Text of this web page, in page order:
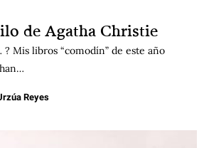
de Agatha Christie
Mis libros “comodín” de este año
Reyes